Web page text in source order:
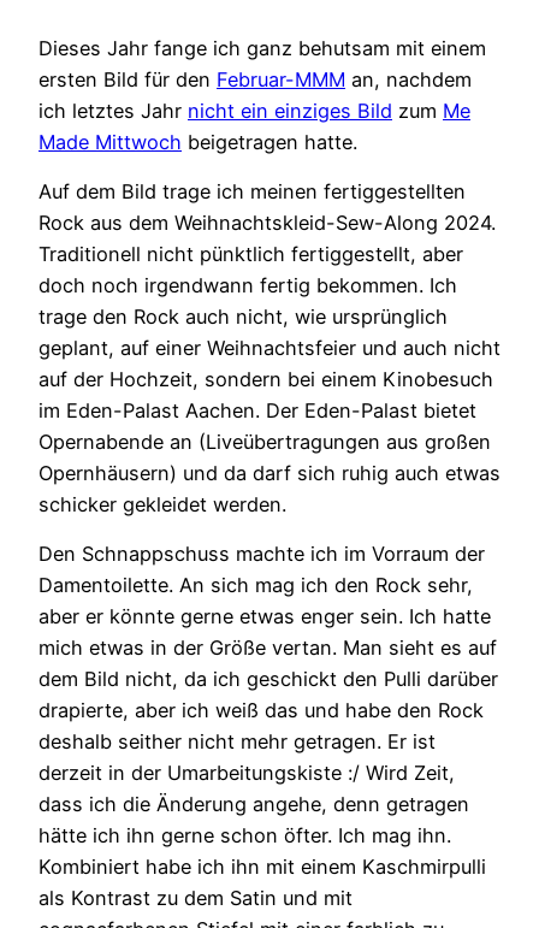
Dieses Jahr fange ich ganz behutsam mit einem
ersten Bild für den Februar-MMM an, nachdem
ich letztes Jahr nicht ein einziges Bild zum Me
Made Mittwoch beigetragen hatte.
Auf dem Bild trage ich meinen fertiggestellten
Rock aus dem Weihnachtskleid-Sew-Along 2024.
Traditionell nicht pünktlich fertiggestellt, aber
doch noch irgendwann fertig bekommen. Ich
trage den Rock auch nicht, wie ursprünglich
geplant, auf einer Weihnachtsfeier und auch nicht
auf der Hochzeit, sondern bei einem Kinobesuch
im Eden-Palast Aachen. Der Eden-Palast bietet
Opernabende an (Liveübertragungen aus großen
Opernhäusern) und da darf sich ruhig auch etwas
schicker gekleidet werden.
Den Schnappschuss machte ich im Vorraum der
Damentoilette. An sich mag ich den Rock sehr,
aber er könnte gerne etwas enger sein. Ich hatte
mich etwas in der Größe vertan. Man sieht es auf
dem Bild nicht, da ich geschickt den Pulli darüber
drapierte, aber ich weiß das und habe den Rock
deshalb seither nicht mehr getragen. Er ist
derzeit in der Umarbeitungskiste :/ Wird Zeit,
dass ich die Änderung angehe, denn getragen
hätte ich ihn gerne schon öfter. Ich mag ihn.
Kombiniert habe ich ihn mit einem Kaschmirpulli
als Kontrast zu dem Satin und mit